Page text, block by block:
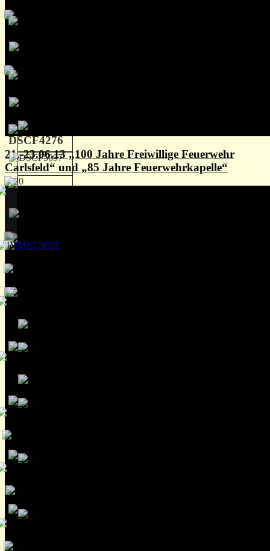
21.-23.06.13 „100 Jahre Freiwillige Feuerwehr
Carlsfeld“ und „85 Jahre Feuerwehrkapelle“